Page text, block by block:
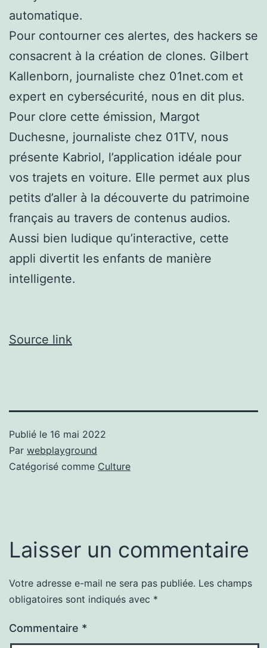
automatique.
Pour contourner ces alertes, des hackers se
consacrent à la création de clones. Gilbert
Kallenborn, journaliste chez 01net.com et
expert en cybersécurité, nous en dit plus.
Pour clore cette émission, Margot
Duchesne, journaliste chez 01TV, nous
présente Kabriol, l’application idéale pour
vos trajets en voiture. Elle permet aux plus
petits d’aller à la découverte du patrimoine
français au travers de contenus audios.
Aussi bien ludique qu’interactive, cette
appli divertit les enfants de manière
intelligente.
Source link
Publié le 16 mai 2022
Par webplayground
Catégorisé comme Culture
Laisser un commentaire
Votre adresse e-mail ne sera pas publiée. Les champs
obligatoires sont indiqués avec *
Commentaire *